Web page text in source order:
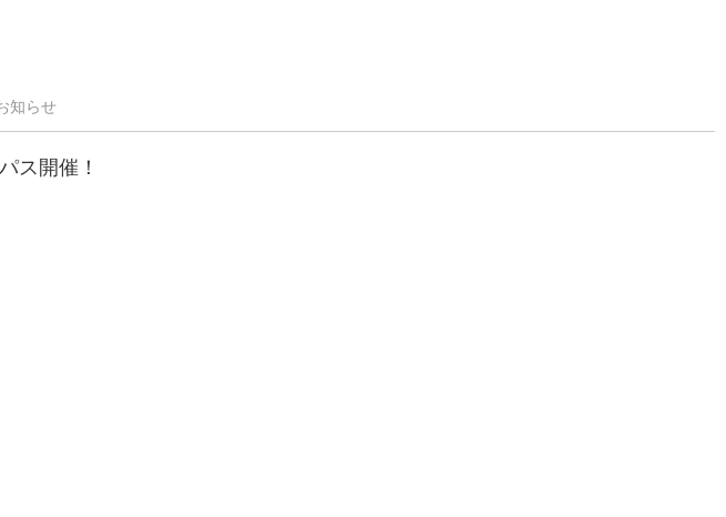
知らせ
ス開催！